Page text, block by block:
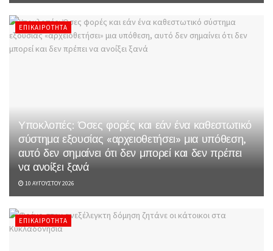
ΕΠΙΚΑΙΡΌΤΗΤΑ
Υποκλοπές: Όσες φορές και εάν ένα καθεστωτικό
σύστημα εξουσίας «αρχειοθετήσει» μια υπόθεση,
αυτό δεν σημαίνει ότι δεν μπορεί και δεν πρέπει
να ανοίξει ξανά
10 ΑΥΓΟΎΣΤΟΥ 2026
ΕΠΙΚΑΙΡΌΤΗΤΑ